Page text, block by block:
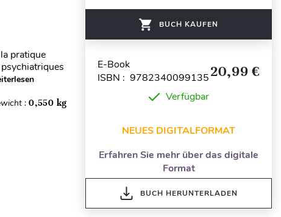
pratique
:0,550 kg
BUCH KAUFEN
E-Book
ISBN : 978234009913520,99 €
Verfügbar
NEUES DIGITALFORMAT
Erfahren Sie mehr über das digitale
Format
BUCH HERUNTERLADEN